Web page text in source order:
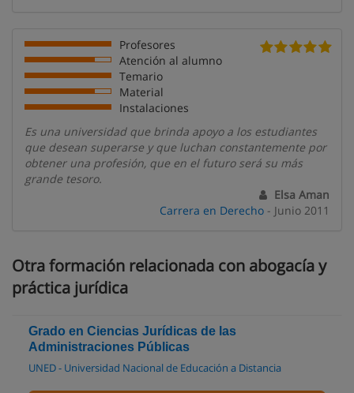
Profesores
Atención al alumno
Temario
Material
Instalaciones
Es una universidad que brinda apoyo a los estudiantes
que desean superarse y que luchan constantemente por
obtener una profesión, que en el futuro será su más
grande tesoro.
Elsa Aman
Carrera en Derecho - Junio 2011
Otra formación relacionada con abogacía y
práctica jurídica
Grado en Ciencias Jurídicas de las
Administraciones Públicas
UNED - Universidad Nacional de Educación a Distancia